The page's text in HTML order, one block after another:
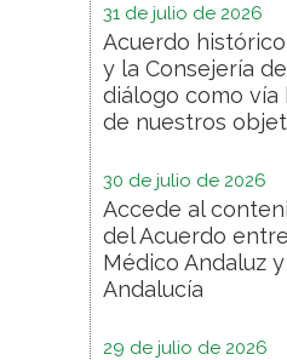
31 de julio de 2026
Acuerdo
y la Consejería
diálogo como vía
de nuestros
30 de julio de 2026
Accede al
del Acuerdo
Médico Andaluz
Andalucía
29 de julio de 2026